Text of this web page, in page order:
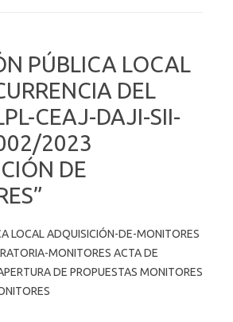
PÚBLICA LOCAL
DEL
CEAJ-DAJI-SII-
2023
DE
LOCAL ADQUISICIÓN-DE-MONITORES
MONITORES ACTA DE
DE PROPUESTAS MONITORES